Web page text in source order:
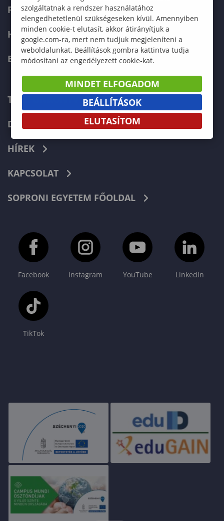
FELVÉTELIZŐKNEK
HALLGATÓKNAK
ERASMUS+
TELEFONKÖNYV
DOKUMENTUMOK
HÍREK
KAPCSOLAT
SOPRONI EGYETEM FŐOLDAL
Facebook Instagram YouTube LinkedIn
TikTok
szolgáltatnak a rendszer használatához
elengedhetetlenül szükségeseken kívül. Amennyiben
minden cookie-t elutasít, akkor átirányítjuk a
google.com-ra, mert nem tudjuk megjeleníteni a
weboldalunkat. Beállítások gombra kattintva tudja
módosítani az engedélyezett cookie-kat.
MINDET ELFOGADOM
BEÁLLÍTÁSOK
ELUTASÍTOM